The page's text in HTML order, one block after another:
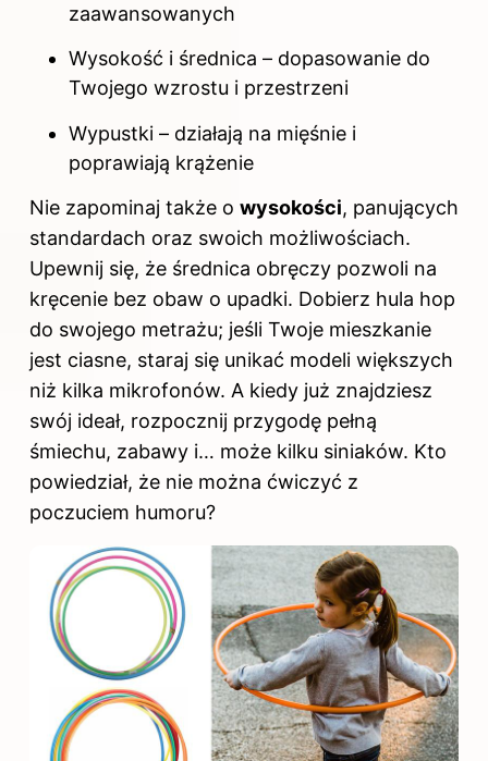
zaawansowanych
Wysokość i średnica – dopasowanie do
Twojego wzrostu i przestrzeni
Wypustki – działają na mięśnie i
poprawiają krążenie
Nie zapominaj także o wysokości, panujących
standardach oraz swoich możliwościach.
Upewnij się, że średnica obręczy pozwoli na
kręcenie bez obaw o upadki. Dobierz hula hop
do swojego metrażu; jeśli Twoje mieszkanie
jest ciasne, staraj się unikać modeli większych
niż kilka mikrofonów. A kiedy już znajdziesz
swój ideał, rozpocznij przygodę pełną
śmiechu, zabawy i… może kilku siniaków. Kto
powiedział, że nie można ćwiczyć z
poczuciem humoru?